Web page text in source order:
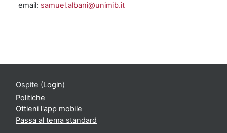
email: samuel.albani@unimib.it
Ospite (Login)
Politiche
Ottieni l'app mobile
Passa al tema standard